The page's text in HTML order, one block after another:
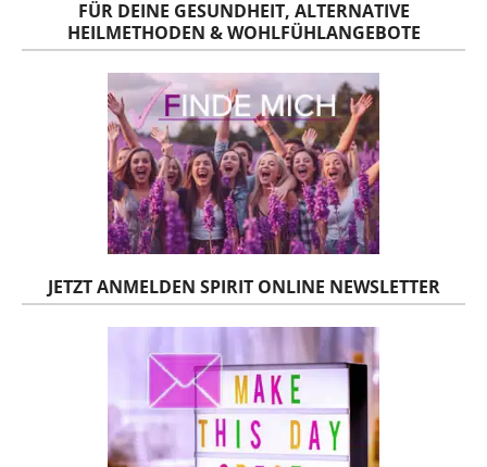
FÜR DEINE GESUNDHEIT, ALTERNATIVE
HEILMETHODEN & WOHLFÜHLANGEBOTE
JETZT ANMELDEN SPIRIT ONLINE NEWSLETTER